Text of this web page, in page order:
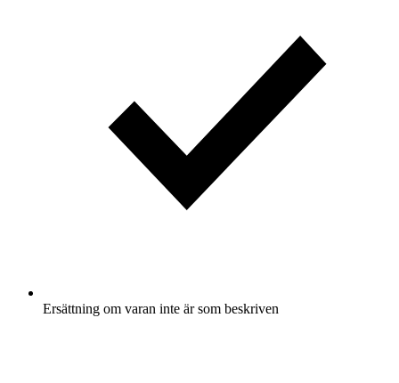
Ersättning om varan inte är som beskriven